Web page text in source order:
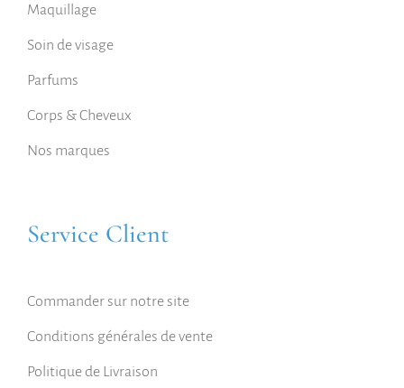
Maquillage
Soin de visage
Parfums
Corps & Cheveux
Nos marques
Service Client
Commander sur notre site
Conditions générales de vente
Politique de Livraison